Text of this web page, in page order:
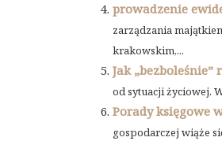
prowadzenie
zarządzania
krakowskim,...
Jak
od sytuacji życiowej.
Porady księgowe
gospodarczej wiąże